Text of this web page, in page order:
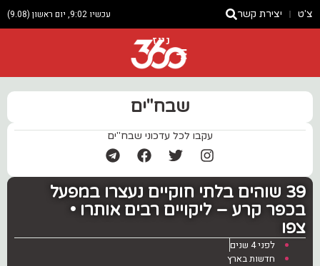
צ'ט יצירת קשר עכשיו 9:02, יום ראשון (9.08)
ניוז
שבח"ים
עקבו לכל עדכוני שבח"ים
39 שוהים בלתי חוקיים נעצרו במפעל
בכפר קרע – ליקויים רבים אותרו •
צפו
לפני 4 שנים
חדשות בארץ